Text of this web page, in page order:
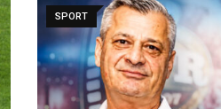
SPORT